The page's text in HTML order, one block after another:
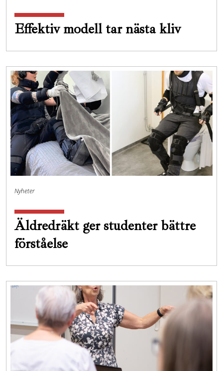
Effektiv modell tar nästa kliv
Nyheter
Äldredräkt ger studenter bättre
förståelse